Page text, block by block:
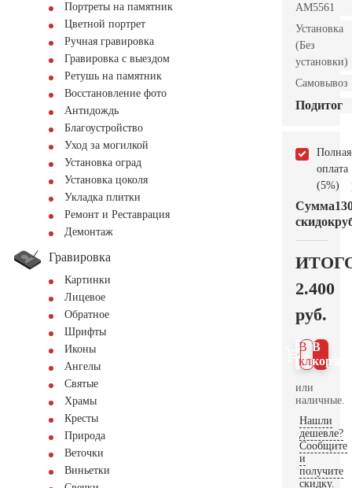
Портреты на памятник
Цветной портрет
Ручная гравировка
Гравировка с выездом
Ретушь на памятник
Восстановление фото
Антидождь
Благоустройство
Уход за могилкой
Установка оград
Установка цоколя
Укладка плитки
Ремонт и Реставрация
Демонтаж
Гравировка
Картинки
Лицевое
Обратное
Шрифты
Иконы
Ангелы
Святые
Храмы
Кресты
Природа
Веточки
Виньетки
AM5561
Установка
(Без
установки)
Самовывоз
Подитог
Полная
оплата
(5%)
Сумма
скидок
2.400
руб.
В
В 1
клик
или
наличные.
Нашли
дешевле?
Сообщите
и
получите
скидку.